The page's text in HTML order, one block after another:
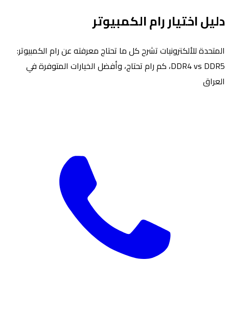
دليل اختياررام الكمبيوتر
المتحدة للألكترونيات تشرح كل ما تحتاج معرفته عن رام الكمبيوتر:
DDR4 vs DDR5، كم رام تحتاج، وأفضل الخيارات المتوفرة في
العراق